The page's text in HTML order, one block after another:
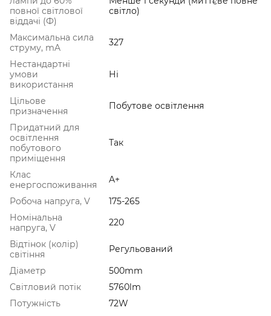
повної світлової
віддачі (Ф)
світло)
Максимальна сила
струму, mA
327
Нестандартні
умови
використання
Ні
Цільове
призначення
Побутове освітлення
Придатний для
освітлення
побутового
приміщення
Так
Клас
енергоспоживання
A+
Робоча напруга, V
175-265
Номінальна
напруга, V
220
Відтінок (колір)
світіння
Регульований
Діаметр
500mm
Світловий потік
5760lm
Потужність
72W